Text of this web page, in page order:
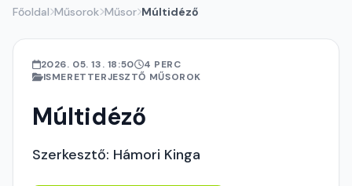
Főoldal Műsorok Műsor Múltidéző
2026. 05. 13. 18:50
4 PERC
ISMERETTERJESZTŐ MŰSOROK
Múltidéző
Szerkesztő: Hámori Kinga